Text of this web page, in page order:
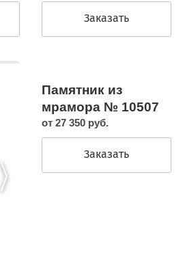
Заказать
Памятник из
мрамора № 10507
от 27 350 руб.
Заказать